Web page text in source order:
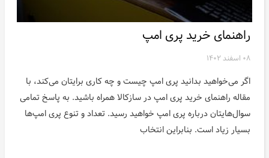
راهنمای خرید پری امپ
۰۸ اسفند ۱۴۰۲
اگر می‌خواهید بدانید پری امپ چیست و چه کاری برایتان می‌کند، با
مقاله راهنمای خرید پری امپ در سازکالا همراه باشید. به پاسخ تمامی
سوال‌هایتان درباره پری امپ خواهید رسید. تعداد و تنوع پری امپ‌ها
بسیار زیاد است. بنابراین انتخاب